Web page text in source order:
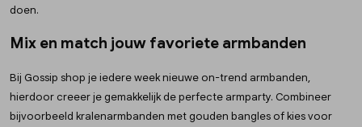
doen.
Mix en match jouw favoriete armbanden
Bij Gossip shop je iedere week nieuwe on-trend armbanden,
hierdoor creeer je gemakkelijk de perfecte armparty. Combineer
bijvoorbeeld kralenarmbanden met gouden bangles of kies voor